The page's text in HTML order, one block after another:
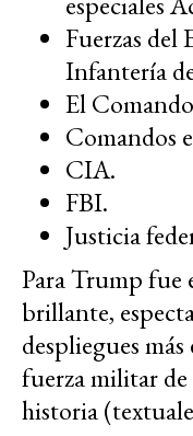
Fuerzas del
Infantería
El
Comandos
CIA.
FBI.
Justicia
Para Trump fue
brillante,
despliegues
fuerza militar de
historia